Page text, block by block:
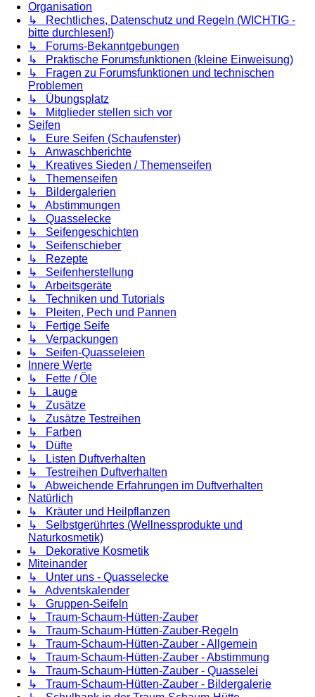
Organisation
↳ Rechtliches, Datenschutz und Regeln (WICHTIG -
bitte durchlesen!)
↳ Forums-Bekanntgebungen
↳ Praktische Forumsfunktionen (kleine Einweisung)
↳ Fragen zu Forumsfunktionen und technischen
Problemen
↳ Übungsplatz
↳ Mitglieder stellen sich vor
Seifen
↳ Eure Seifen (Schaufenster)
↳ Anwaschberichte
↳ Kreatives Sieden / Themenseifen
↳ Themenseifen
↳ Bildergalerien
↳ Abstimmungen
↳ Quasselecke
↳ Seifengeschichten
↳ Seifenschieber
↳ Rezepte
↳ Seifenherstellung
↳ Arbeitsgeräte
↳ Techniken und Tutorials
↳ Pleiten, Pech und Pannen
↳ Fertige Seife
↳ Verpackungen
↳ Seifen-Quasseleien
Innere Werte
↳ Fette / Öle
↳ Lauge
↳ Zusätze
↳ Zusätze Testreihen
↳ Farben
↳ Düfte
↳ Listen Duftverhalten
↳ Testreihen Duftverhalten
↳ Abweichende Erfahrungen im Duftverhalten
Natürlich
↳ Kräuter und Heilpflanzen
↳ Selbstgerührtes (Wellnessprodukte und
Naturkosmetik)
↳ Dekorative Kosmetik
Miteinander
↳ Unter uns - Quasselecke
↳ Adventskalender
↳ Gruppen-Seifeln
↳ Traum-Schaum-Hütten-Zauber
↳ Traum-Schaum-Hütten-Zauber-Regeln
↳ Traum-Schaum-Hütten-Zauber - Allgemein
↳ Traum-Schaum-Hütten-Zauber - Abstimmung
↳ Traum-Schaum-Hütten-Zauber - Quasselei
↳ Traum-Schaum-Hütten-Zauber - Bildergalerie